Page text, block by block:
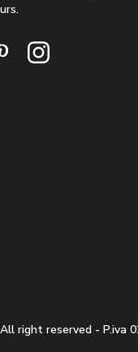
All right reserved - P.iva